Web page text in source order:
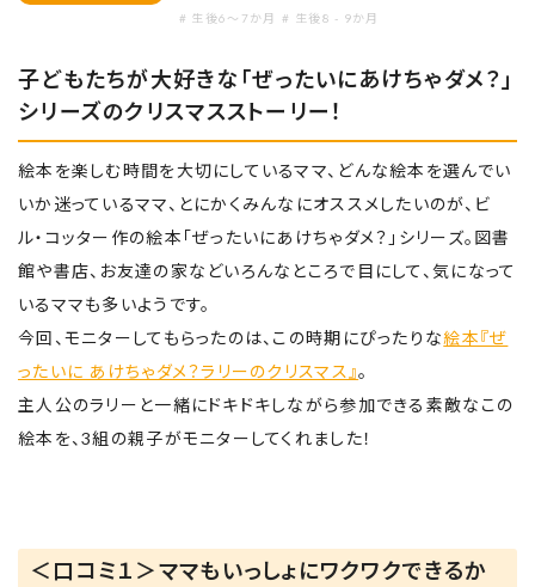
# 生後6～7か月
# 生後8 - 9か月
子どもたちが大好きな「ぜったいにあけちゃダメ？」
シリーズのクリスマスストーリー！
絵本を楽しむ時間を大切にしているママ、どんな絵本を選んでい
いか迷っているママ、とにかくみんなにオススメしたいのが、ビ
ル・コッター作の絵本「ぜったいにあけちゃダメ？」シリーズ。図書
館や書店、お友達の家などいろんなところで目にして、気になって
いるママも多いようです。
今回、モニターしてもらったのは、この時期にぴったりな絵本『ぜ
ったいに あけちゃダメ？ラリーのクリスマス』。
主人公のラリーと一緒にドキドキしながら参加できる素敵なこの
絵本を、3組の親子がモニターしてくれました！
＜口コミ１＞ママもいっしょにワクワクできるか